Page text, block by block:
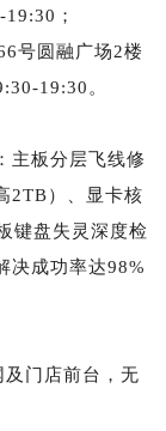
；
号圆融广场2楼
19:30。
主板分层飞线修
2TB）、显卡核
键盘失灵深度检
决成功率达98%
门店前台，无